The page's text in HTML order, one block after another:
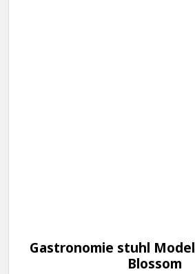
Gastronomie stuhl
Blossom